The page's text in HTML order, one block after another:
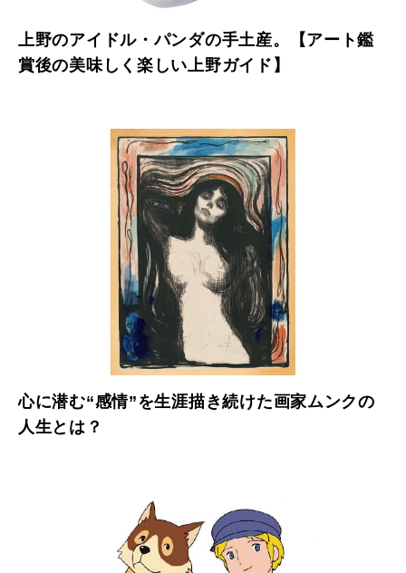
上野のアイドル・パンダの手土産。【アート鑑
賞後の美味しく楽しい上野ガイド】
心に潜む“感情”を生涯描き続けた画家ムンクの
人生とは？